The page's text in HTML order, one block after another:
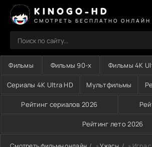
KINOGO-HD
СМОТРЕТЬ БЕСПЛАТНО ОНЛАЙН
Фильмы Фильмы 90-х Фильмы 4K
Сериалы 4K Ultra HD Мультфильмы
Рейтинг сериалов 2026
Рейтинг лето 2026